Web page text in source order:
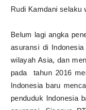
Rudi Kamdani selaku
Belum lagi angka
asuransi di
wilayah Asia, dan
pada tahun 2016
Indonesia baru
penduduk Indonesia